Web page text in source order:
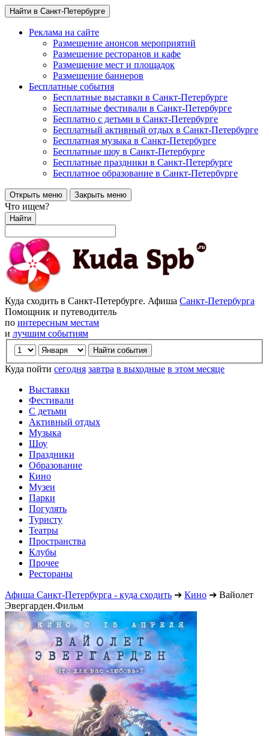
Найти в Санкт-Петербурге
Реклама на сайте
Размещение анонсов мероприятий
Размещение ресторанов и кафе
Размещение мест и площадок
Размещение баннеров
Бесплатные события
Бесплатные выставки в Санкт-Петербурге
Бесплатные фестивали в Санкт-Петербурге
Бесплатно с детьми в Санкт-Петербурге
Бесплатный активный отдых в Санкт-Петербурге
Бесплатная музыка в Санкт-Петербурге
Бесплатные шоу в Санкт-Петербурге
Бесплатные праздники в Санкт-Петербурге
Бесплатное образование в Санкт-Петербурге
Открыть меню Закрыть меню
Что ищем?
Найти
Куда сходить в Санкт-Петербурге. Афиша Санкт-Петербурга
Помощник и путеводитель
по интересным местам
и лучшим событиям
Куда пойти сегодня завтра в выходные в этом месяце
Выставки
Фестивали
С детьми
Активный отдых
Музыка
Шоу
Праздники
Образование
Кино
Музеи
Парки
Погулять
Туристу
Театры
Пространства
Клубы
Прочее
Рестораны
Афиша Санкт-Петербурга - куда сходить ➔ Кино ➔ Вайолет
Эвергарден.Фильм